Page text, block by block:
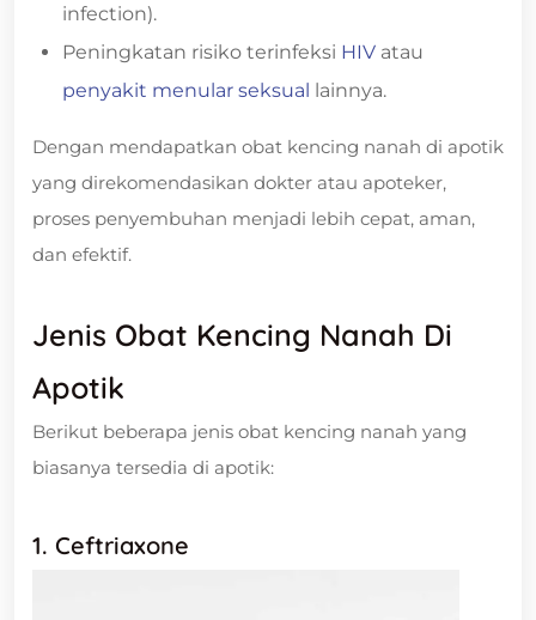
infection).
Peningkatan risiko terinfeksi HIV atau
penyakit menular seksual lainnya.
Dengan mendapatkan obat kencing nanah di apotik
yang direkomendasikan dokter atau apoteker,
proses penyembuhan menjadi lebih cepat, aman,
dan efektif.
Jenis Obat Kencing Nanah Di
Apotik
Berikut beberapa jenis obat kencing nanah yang
biasanya tersedia di apotik:
1. Ceftriaxone